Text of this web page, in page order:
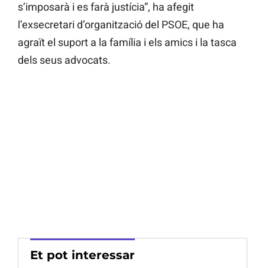
s’imposarà i es farà justícia”, ha afegit
l’exsecretari d’organització del PSOE, que ha
agraït el suport a la família i els amics i la tasca
dels seus advocats.
Et pot interessar